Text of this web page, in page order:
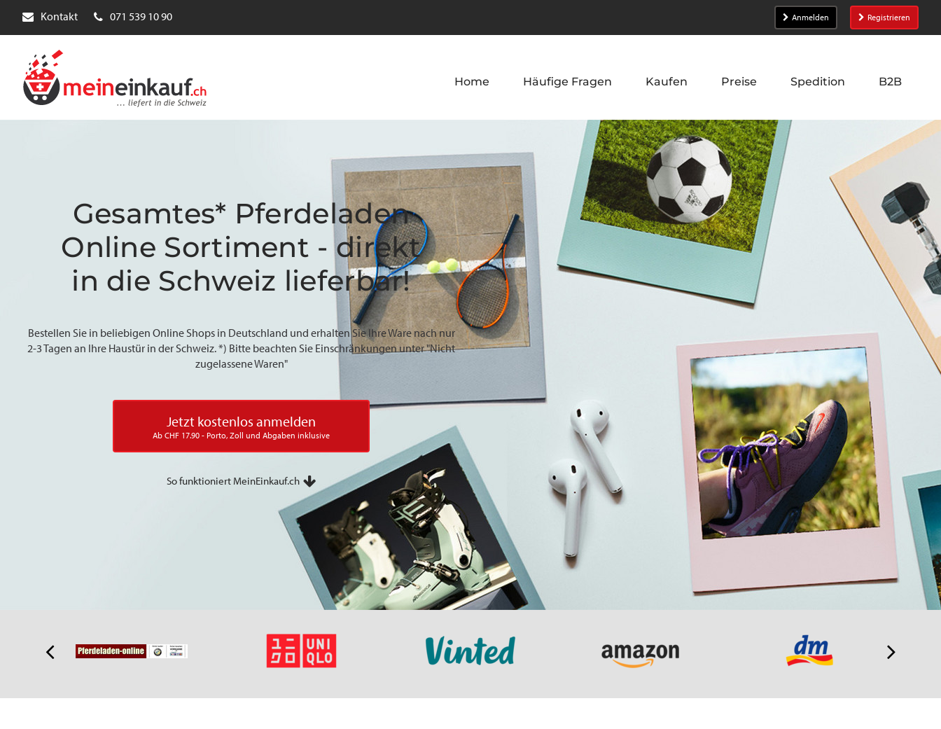
Kontakt 071 539 10 90 Anmelden Registrieren
Home Häufige Fragen Kaufen Preise Spedition B2B
Gesamtes* Pferdeladen
Online Sortiment - direkt
in die Schweiz lieferbar!
Bestellen Sie in beliebigen Online Shops in Deutschland und erhalten Sie Ihre Ware nach nur
2-3 Tagen an Ihre Haustür in der Schweiz. *) Bitte beachten Sie Einschränkungen unter "Nicht
zugelassene Waren"
Jetzt kostenlos anmelden
Ab CHF 17.90 - Porto, Zoll und Abgaben inklusive
So funktioniert MeinEinkauf.ch